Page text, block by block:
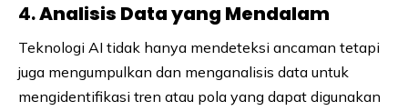
4.Analisis Data yang Mendalam
Teknologi AI tidak hanya mendeteksi ancaman tetapi
juga mengumpulkan dan menganalisis data untuk
mengidentifikasi tren atau pola yang dapat digunakan